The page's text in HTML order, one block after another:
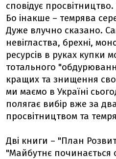
сповідує
Бо інакше – темрява
Дуже влучно сказано.
невігластва, брехні,
ресурсів в руках купки
тотального
кращих та знищення
ми маємо в Україні
полягає вибір вже за
просвітництвом та
Дві книги – "План
"Майбутнє починається